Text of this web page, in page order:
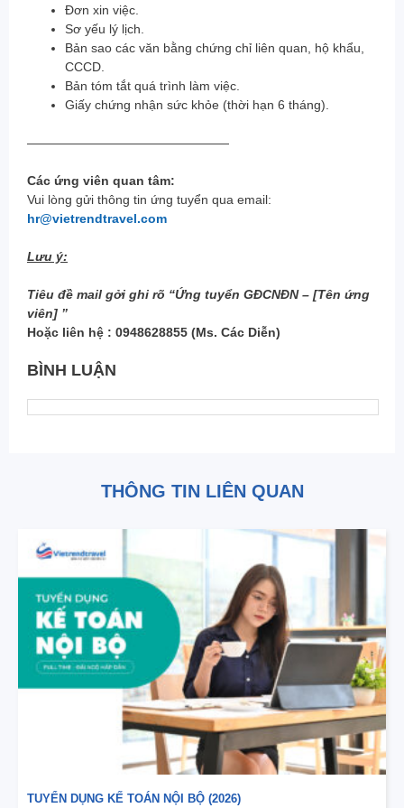
Đơn xin việc.
Sơ yếu lý lịch.
Bản sao các văn bằng chứng chỉ liên quan, hộ khẩu,
CCCD.
Bản tóm tắt quá trình làm việc.
Giấy chứng nhận sức khỏe (thời hạn 6 tháng).
————————————————
Các ứng viên quan tâm:
Vui lòng gửi thông tin ứng tuyển qua email:
hr@vietrendtravel.com
Lưu ý:
Tiêu đề mail gởi ghi rõ “Ứng tuyển GĐCNĐN – [Tên ứng
viên] ”
Hoặc liên hệ : 0948628855 (Ms. Các Diễn)
BÌNH LUẬN
THÔNG TIN LIÊN QUAN
TUYỂN DỤNG KẾ TOÁN NỘI BỘ (2026)